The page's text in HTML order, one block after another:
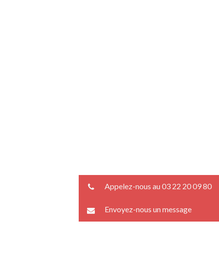
Appelez-nous au 03 22 20 09 80
Envoyez-nous un message